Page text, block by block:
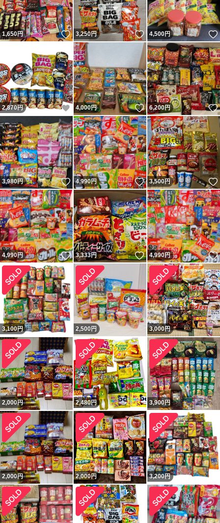
1,650円 いいね！
3,250円 いいね！
4,500円
2,870円 いいね！
4,000円 いいね！
6,200円
3,980円 いいね！
4,990円 いいね！
3,500円
4,990円 いいね！
3,333円 いいね！
4,990円
3,100円 2,500円 3,000円
2,000円 2,480円 3,900円
2,000円 2,000円 3,200円